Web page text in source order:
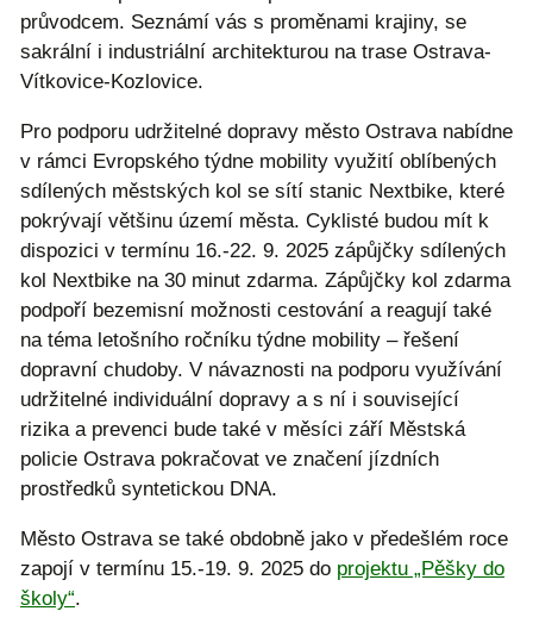
průvodcem. Seznámí vás s proměnami krajiny, se
sakrální i industriální architekturou na trase Ostrava-
Vítkovice-Kozlovice.
Pro podporu udržitelné dopravy město Ostrava nabídne
v rámci Evropského týdne mobility využití oblíbených
sdílených městských kol se sítí stanic Nextbike, které
pokrývají většinu území města. Cyklisté budou mít k
dispozici v termínu 16.-22. 9. 2025 zápůjčky sdílených
kol Nextbike na 30 minut zdarma. Zápůjčky kol zdarma
podpoří bezemisní možnosti cestování a reagují také
na téma letošního ročníku týdne mobility – řešení
dopravní chudoby. V návaznosti na podporu využívání
udržitelné individuální dopravy a s ní i související
rizika a prevenci bude také v měsíci září Městská
policie Ostrava pokračovat ve značení jízdních
prostředků syntetickou DNA.
Město Ostrava se také obdobně jako v předešlém roce
zapojí v termínu 15.-19. 9. 2025 do projektu „Pěšky do
školy“.